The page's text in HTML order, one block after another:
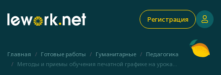
Регистрация
Главная Готовые работы Гуманитарные
Педагогика
Методы и приемы обучения печатной графике на урока...